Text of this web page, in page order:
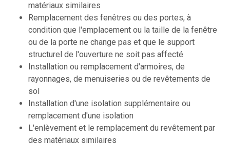
matériaux similaires
Remplacement des fenêtres ou des portes, à
condition que l'emplacement ou la taille de la fenêtre
ou de la porte ne change pas et que le support
structurel de l'ouverture ne soit pas affecté
Installation ou remplacement d'armoires, de
rayonnages, de menuiseries ou de revêtements de
sol
Installation d'une isolation supplémentaire ou
remplacement d'une isolation
L'enlèvement et le remplacement du revêtement par
des matériaux similaires